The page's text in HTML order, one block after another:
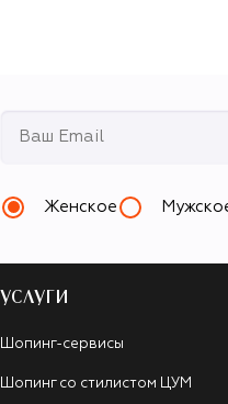
Женское
УСЛУГИ
Шопинг-сервисы
Шопинг со стилистом ЦУМ